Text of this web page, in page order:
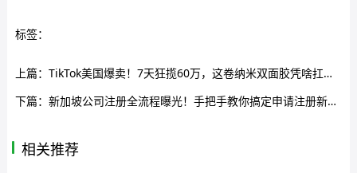
标签：
上篇： TikTok美国爆卖！7天狂揽60万，这卷纳米双面胶凭啥扛得住冰箱？
下篇： 新加坡公司注册全流程曝光！手把手教你搞定申请注册新加坡公司
相关推荐